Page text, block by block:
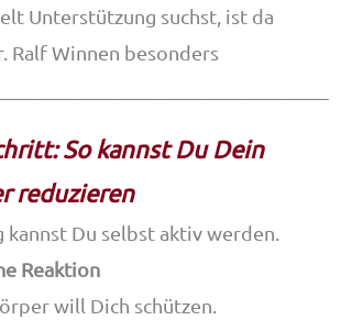
Unterstützung suchst, ist da
Ralf Winnen besonders
So kannst Du Dein
reduzieren
kannst Du selbst aktiv werden.
Reaktion
will Dich schützen.